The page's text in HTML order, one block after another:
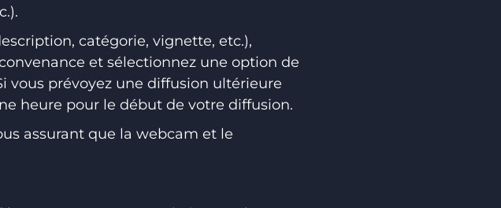
catégorie, vignette, etc.),
et sélectionnez une option de
vous prévoyez une diffusion ultérieure
heure pour le début de votre diffusion.
assurant que la webcam et le